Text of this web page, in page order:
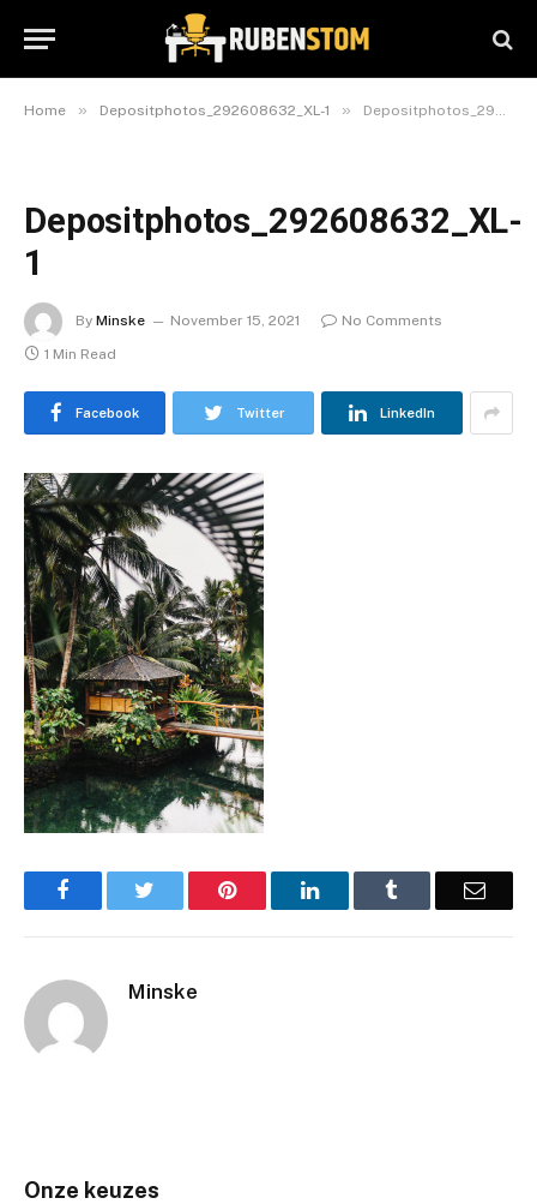
Home » Depositphotos_292608632_XL-1 » Depositphotos_292608632_XL-1
Depositphotos_292608632_XL-
1
By Minske November 15, 2021
No Comments
1 Min Read
Facebook Twitter LinkedIn
Facebook Pinterest LinkedIn Email
Minske
Onze keuzes